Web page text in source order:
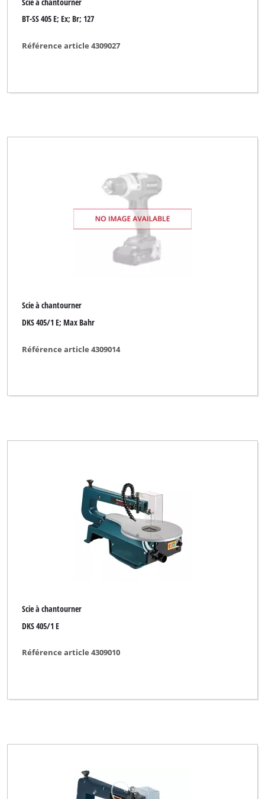
BT-SS 405 E; Ex; Br; 127
Référence article 4309027
Scie à chantourner
DKS 405/1 E; Max Bahr
Référence article 4309014
Scie à chantourner
DKS 405/1 E
Référence article 4309010